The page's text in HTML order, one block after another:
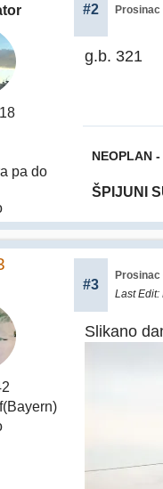
pa do
#2 Prosinac
g.b. 321
NEOPLAN
ŠPIJUNI
#3
Prosinac
Last Edit:
Slikano